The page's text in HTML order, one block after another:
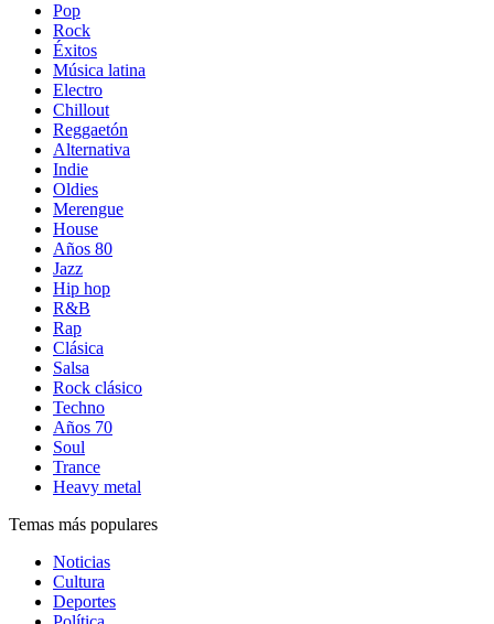
Pop
Rock
Éxitos
Música latina
Electro
Chillout
Reggaetón
Alternativa
Indie
Oldies
Merengue
House
Años 80
Jazz
Hip hop
R&B
Rap
Clásica
Salsa
Rock clásico
Techno
Años 70
Soul
Trance
Heavy metal
Temas más populares
Noticias
Cultura
Deportes